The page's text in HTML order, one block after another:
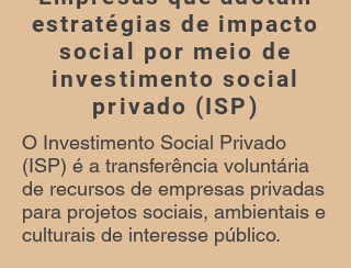
estratégias de impacto
social por meio de
investimento social
privado (ISP)
O Investimento Social Privado
(ISP) é a transferência voluntária
de recursos de empresas privadas
para projetos sociais, ambientais e
culturais de interesse público.